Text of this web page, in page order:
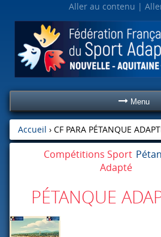
Aller au contenu
Menu
Accueil ›CF PARA PÉTANQUE
Compétitions Sport
Adapté
PÉTANQUE